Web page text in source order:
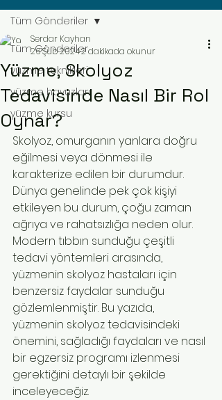
Tüm Gönderiler
yüzme teknikleri
yüzme havuzları
yüzme kursu
Tüm Gönderiler
Yüzme, Skolyoz
Tedavisinde Nasıl Bir Rol
Oynar?
Serdar Kayhan
26 Şub 20242 dakikada okunur
Skolyoz, omurganın yanlara doğru
eğilmesi veya dönmesi ile
karakterize edilen bir durumdur.
Dünya genelinde pek çok kişiyi
etkileyen bu durum, çoğu zaman
ağrıya ve rahatsızlığa neden olur.
Modern tıbbın sunduğu çeşitli
tedavi yöntemleri arasında,
yüzmenin skolyoz hastaları için
benzersiz faydalar sunduğu
gözlemlenmiştir. Bu yazıda,
yüzmenin skolyoz tedavisindeki
önemini, sağladığı faydaları ve nasıl
bir egzersiz programı izlenmesi
gerektiğini detaylı bir şekilde
inceleyeceğiz.